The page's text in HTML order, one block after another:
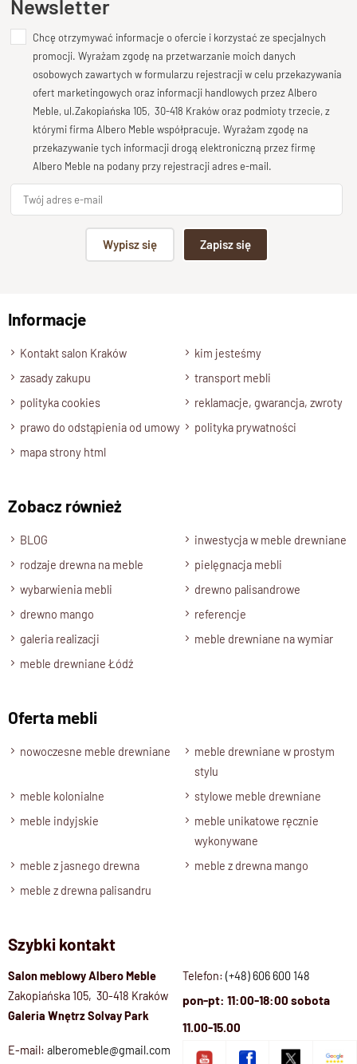
Dodaj opinię o produkcie
Twoja ocena
Bardzo dobry
Twoja opinia o produkcie
Podpis
Wyślij opinię
Newsletter
Chcę otrzymywać informacje o ofercie i korzystać ze specjalnych
promocji. Wyrażam zgodę na przetwarzanie moich danych
osobowych zawartych w formularzu rejestracji w celu przekazywania
ofert marketingowych oraz informacji handlowych przez Albero
Meble, ul.Zakopiańska 105, 30-418 Kraków oraz podmioty trzecie, z
którymi firma Albero Meble współpracuje. Wyrażam zgodę na
przekazywanie tych informacji drogą elektroniczną przez firmę
Albero Meble na podany przy rejestracji adres e-mail.
Wypisz się Zapisz się
Informacje
Kontakt salon Kraków
kim jesteśmy
zasady zakupu
transport mebli
polityka cookies
reklamacje, gwarancja, zwroty
prawo do odstąpienia od umowy
polityka prywatności
mapa strony html
Zobacz również
BLOG
inwestycja w meble drewniane
rodzaje drewna na meble
pielęgnacja mebli
wybarwienia mebli
drewno palisandrowe
drewno mango
referencje
galeria realizacji
meble drewniane na wymiar
meble drewniane Łódź
Oferta mebli
nowoczesne meble drewniane
meble drewniane w prostym
stylu
meble kolonialne
stylowe meble drewniane
meble indyjskie
meble unikatowe ręcznie
wykonywane
meble z jasnego drewna
meble z drewna mango
meble z drewna palisandru
Szybki kontakt
Salon meblowy Albero Meble
Zakopiańska 105, 30-418 Kraków
Galeria Wnętrz Solvay Park
Telefon: (+48) 606 600 148
pon-pt: 11:00-18:00 sobota
11.00-15.00
E-mail: alberomeble@gmail.com